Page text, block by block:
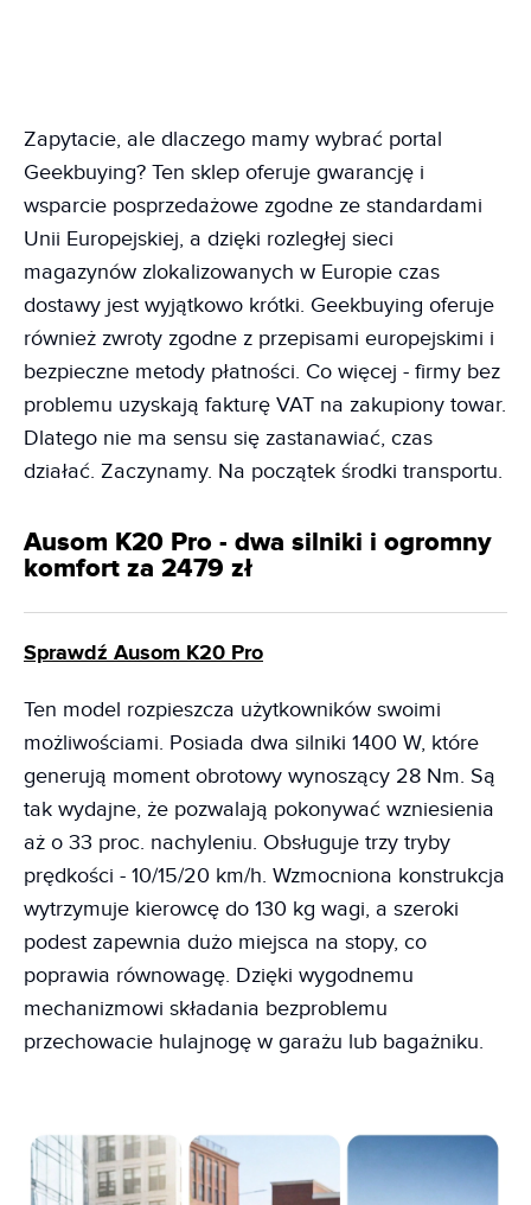
Zapytacie, ale dlaczego mamy wybrać portal
Geekbuying? Ten sklep oferuje gwarancję i
wsparcie posprzedażowe zgodne ze standardami
Unii Europejskiej, a dzięki rozległej sieci
magazynów zlokalizowanych w Europie czas
dostawy jest wyjątkowo krótki. Geekbuying oferuje
również zwroty zgodne z przepisami europejskimi i
bezpieczne metody płatności. Co więcej - firmy bez
problemu uzyskają fakturę VAT na zakupiony towar.
Dlatego nie ma sensu się zastanawiać, czas
działać. Zaczynamy. Na początek środki transportu.
Ausom K20 Pro - dwa silniki i ogromny
komfort za 2479 zł
Sprawdź Ausom K20 Pro
Ten model rozpieszcza użytkowników swoimi
możliwościami. Posiada dwa silniki 1400 W, które
generują moment obrotowy wynoszący 28 Nm. Są
tak wydajne, że pozwalają pokonywać wzniesienia
aż o 33 proc. nachyleniu. Obsługuje trzy tryby
prędkości - 10/15/20 km/h. Wzmocniona konstrukcja
wytrzymuje kierowcę do 130 kg wagi, a szeroki
podest zapewnia dużo miejsca na stopy, co
poprawia równowagę. Dzięki wygodnemu
mechanizmowi składania bezproblemu
przechowacie hulajnogę w garażu lub bagażniku.